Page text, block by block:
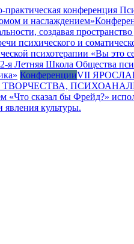
практическая конференция
и наслаждением»
создавая
психического и
психотерапии «Вы это
я Летняя Школа Общества
КонференцииVII
«Что сказал бы Фрейд?»
культуры.